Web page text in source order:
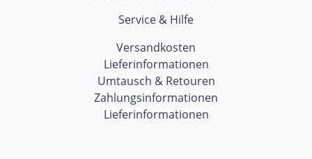
Service & Hilfe
Versandkosten
Lieferinformationen
Umtausch & Retouren
Zahlungsinformationen
Lieferinformationen